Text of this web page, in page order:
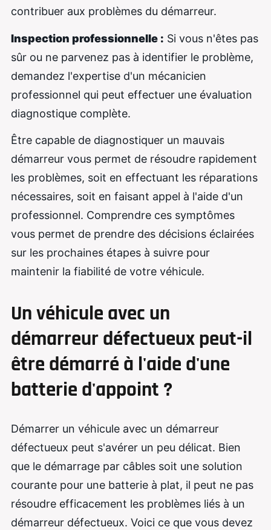
contribuer aux problèmes du démarreur.
Inspection professionnelle : Si vous n'êtes pas
sûr ou ne parvenez pas à identifier le problème,
demandez l'expertise d'un mécanicien
professionnel qui peut effectuer une évaluation
diagnostique complète.
Être capable de diagnostiquer un mauvais
démarreur vous permet de résoudre rapidement
les problèmes, soit en effectuant les réparations
nécessaires, soit en faisant appel à l'aide d'un
professionnel. Comprendre ces symptômes
vous permet de prendre des décisions éclairées
sur les prochaines étapes à suivre pour
maintenir la fiabilité de votre véhicule.
Un véhicule avec un
démarreur défectueux peut-il
être démarré à l'aide d'une
batterie d'appoint ?
Démarrer un véhicule avec un démarreur
défectueux peut s'avérer un peu délicat. Bien
que le démarrage par câbles soit une solution
courante pour une batterie à plat, il peut ne pas
résoudre efficacement les problèmes liés à un
démarreur défectueux. Voici ce que vous devez